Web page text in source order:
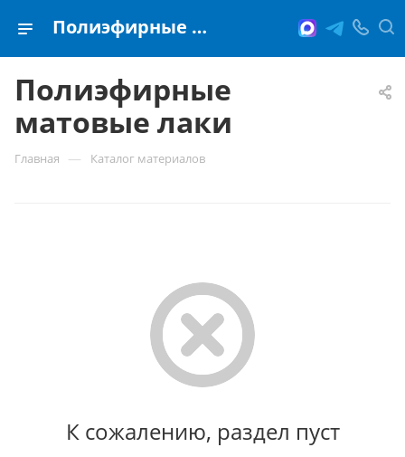
Полиэфирные матовые лаки
Полиэфирные
матовые лаки
Главная — Каталог материалов
К сожалению, раздел пуст